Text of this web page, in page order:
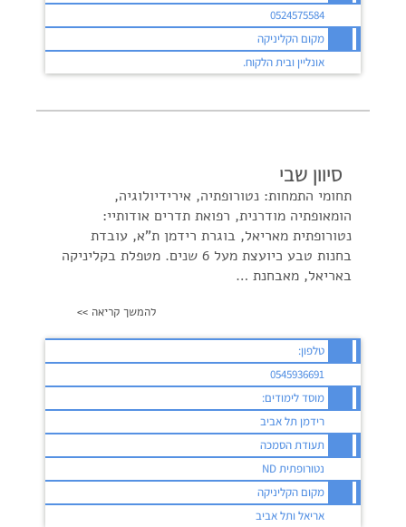
0524575584
מקום הקליניקה
אונליין ובית הלקוח.
סיוון שבי
תחומי התמחות: נטורופתיה, אירידיולוגיה,
הומאופתיה מודרנית, רפואת תדרים אודותיי:
נטורופתית מאריאל, בוגרת רידמן ת"א, עובדת
בחנות טבע כיועצת מעל 6 שנים. מטפלת בקליניקה
באריאל, מאבחנת …
להמשך קריאה >>
טלפון:
0545936691
מוסד לימודים:
רידמן תל אביב
תעודת הסמכה
נטורופתית ND
מקום הקליניקה
אריאל ותל אביב